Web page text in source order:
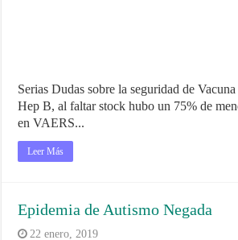
Serias Dudas sobre la seguridad de
Hep B, al faltar stock hubo un 75% de
en VAERS...
Leer Más
Epidemia de Autismo Negada
22 enero, 2019